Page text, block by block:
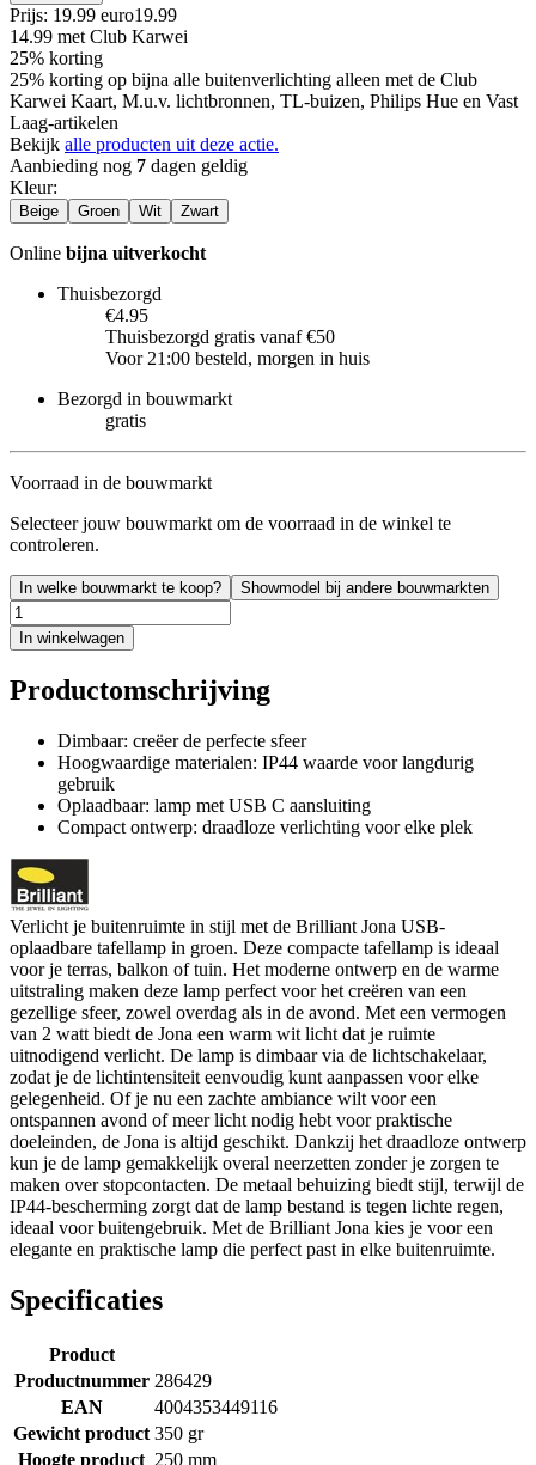
Prijs: 19.99 euro19.99
14.99 met Club Karwei
25% korting
25% korting op bijna alle buitenverlichting alleen met de Club
Karwei Kaart, M.u.v. lichtbronnen, TL-buizen, Philips Hue en Vast
Laag-artikelen
Bekijk alle producten uit deze actie.
Aanbieding nog 7 dagen geldig
Kleur:
Beige Groen Wit Zwart
Online bijna uitverkocht
Thuisbezorgd
€4.95
Thuisbezorgd gratis vanaf €50
Voor 21:00 besteld, morgen in huis
Bezorgd in bouwmarkt
gratis
Voorraad in de bouwmarkt
Selecteer jouw bouwmarkt om de voorraad in de winkel te
controleren.
In welke bouwmarkt te koop? Showmodel bij andere bouwmarkten
In winkelwagen
Productomschrijving
Dimbaar: creëer de perfecte sfeer
Hoogwaardige materialen: IP44 waarde voor langdurig
gebruik
Oplaadbaar: lamp met USB C aansluiting
Compact ontwerp: draadloze verlichting voor elke plek
Verlicht je buitenruimte in stijl met de Brilliant Jona USB-
oplaadbare tafellamp in groen. Deze compacte tafellamp is ideaal
voor je terras, balkon of tuin. Het moderne ontwerp en de warme
uitstraling maken deze lamp perfect voor het creëren van een
gezellige sfeer, zowel overdag als in de avond. Met een vermogen
van 2 watt biedt de Jona een warm wit licht dat je ruimte
uitnodigend verlicht. De lamp is dimbaar via de lichtschakelaar,
zodat je de lichtintensiteit eenvoudig kunt aanpassen voor elke
gelegenheid. Of je nu een zachte ambiance wilt voor een
ontspannen avond of meer licht nodig hebt voor praktische
doeleinden, de Jona is altijd geschikt. Dankzij het draadloze ontwerp
kun je de lamp gemakkelijk overal neerzetten zonder je zorgen te
maken over stopcontacten. De metaal behuizing biedt stijl, terwijl de
IP44-bescherming zorgt dat de lamp bestand is tegen lichte regen,
ideaal voor buitengebruik. Met de Brilliant Jona kies je voor een
elegante en praktische lamp die perfect past in elke buitenruimte.
Specificaties
Product
Productnummer 286429
EAN
4004353449116
Gewicht product 350 gr
Hoogte product 250 mm